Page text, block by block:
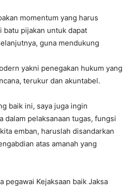
momentum yang harus
batu pijakan untuk dapat
guna mendukung
yakni penegakan hukum yang
terukur dan akuntabel.
baik ini, saya juga ingin
dalam pelaksanaan tugas, fungsi
emban, haruslah disandarkan
atas amanah yang
pegawai Kejaksaan baik Jaksa